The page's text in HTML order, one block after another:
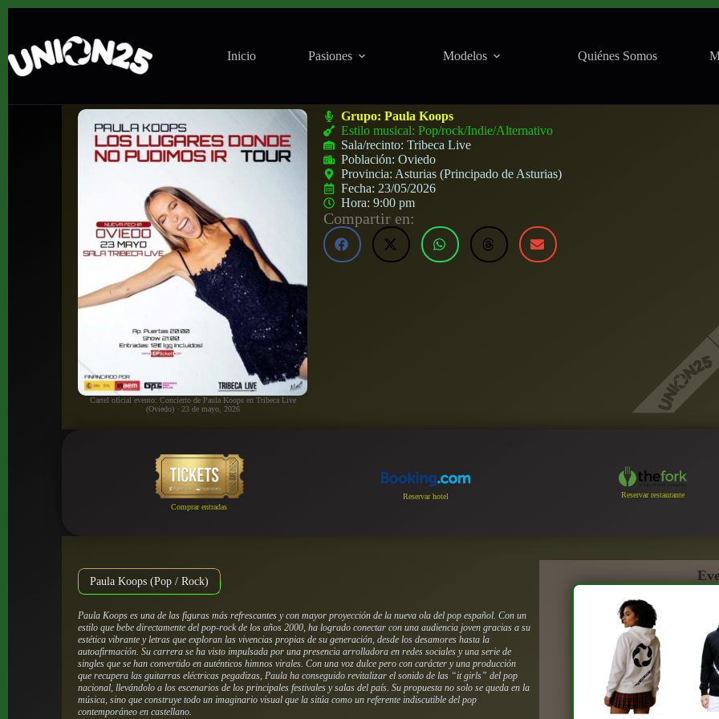
Inicio Pasiones Modelos Quiénes Somos
Cartel oficial evento: Concierto de Paula Koops en Tribeca Live
(Oviedo) · 23 de mayo, 2026
Grupo:Paula Koops
Estilo musical: Pop/rock/Indie/Alternativo
Sala/recinto:Tribeca Live
Población:Oviedo
Provincia: Asturias (Principado de Asturias)
Fecha: 23/05/2026
Hora:9:00 pm
Compartir en:
Comprar entradas
Reservar hotel Reservar restaurante
Paula Koops (Pop / Rock)
Paula Koops es una de las figuras más refrescantes y con mayor proyección de la nueva ola del pop español. Con un
estilo que bebe directamente del pop-rock de los años 2000, ha logrado conectar con una audiencia joven gracias a su
estética vibrante y letras que exploran las vivencias propias de su generación, desde los desamores hasta la
autoafirmación. Su carrera se ha visto impulsada por una presencia arrolladora en redes sociales y una serie de
singles que se han convertido en auténticos himnos virales. Con una voz dulce pero con carácter y una producción
que recupera las guitarras eléctricas pegadizas, Paula ha conseguido revitalizar el sonido de las “it girls” del pop
nacional, llevándolo a los escenarios de los principales festivales y salas del país. Su propuesta no solo se queda en la
música, sino que construye todo un imaginario visual que la sitúa como un referente indiscutible del pop
contemporáneo en castellano.